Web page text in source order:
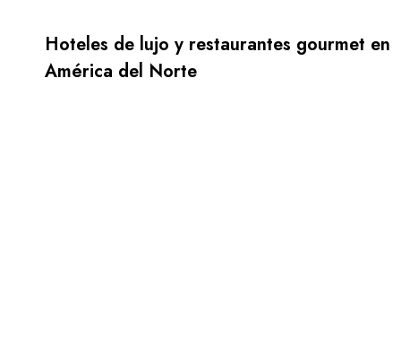
Hoteles de lujo y restaurantes gourmet en
América del Norte